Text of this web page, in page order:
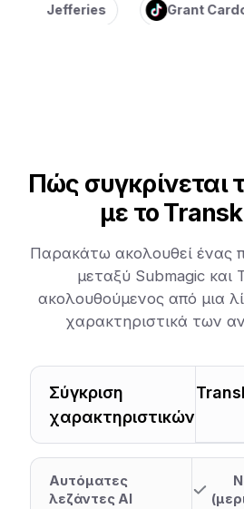
Jefferies Grant Cardone
Πώς συγκρίνεται
με το
Παρακάτω ακολουθεί ένας
μεταξύ Submagic και
ακολουθούμενος από μια
χαρακτηριστικά των
Σύγκριση
χαρακτηριστικών
Αυτόματες
λεζάντες AI